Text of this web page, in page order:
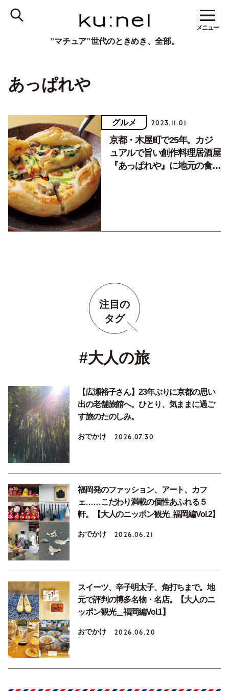
"マチュア"世代のときめき、全部。
メニュー
あっぱれや
グルメ 2023.11.01
京都・木屋町で25年。カジ
ュアルで旨い創作料理居酒屋
『あっぱれや』に地元の食通
注目の
タグ
#大人の旅
【広瀬裕子さん】23年ぶりに京都の思い
出の老舗旅館へ。ひとり、気ままに過ご
す旅のたのしみ。
おでかけ 2026.07.30
福岡発のファッション、アート、カフ
ェ……こだわり満載の個性あふれる５
軒。【大人のニッポン観光_福岡編Vol.2】
おでかけ 2026.06.21
スイーツ、辛子明太子、角打ちまで。地
元で評判の博多名物・名店。【大人のニ
ッポン観光＿福岡編Vol.1】
おでかけ 2026.06.20